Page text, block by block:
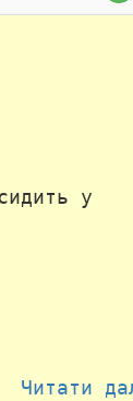
у
Читати